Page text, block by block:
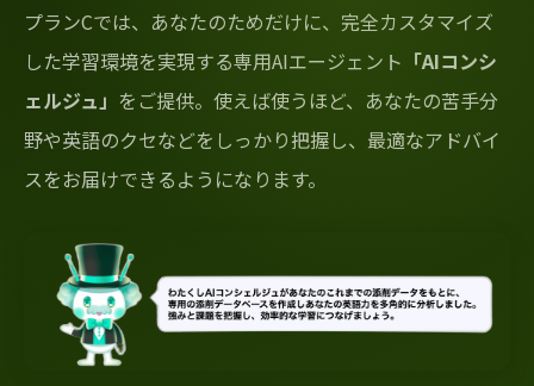
プランCでは、あなたのためだけに、完全カスタマイズ
した学習環境を実現する専用AIエージェント 「AIコンシ
ェルジュ」 をご提供。使えば使うほど、あなたの苦手分
野や英語のクセなどをしっかり把握し、最適なアドバイ
スをお届けできるようになります。